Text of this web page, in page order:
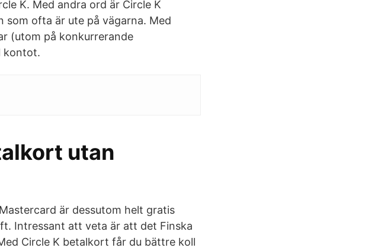
K. Med andra ord är Circle K
ofta är ute på vägarna. Med
(utom på konkurrerande
kontot.
utan
är dessutom helt gratis
Intressant att veta är att det Finska
Circle K betalkort får du bättre koll